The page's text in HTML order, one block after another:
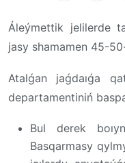
Áleýmettik jelilerde
jasy shamamen 45-
Atalǵan jaǵdaıǵa
departamentiniń
Bul derek
Basqarmasy